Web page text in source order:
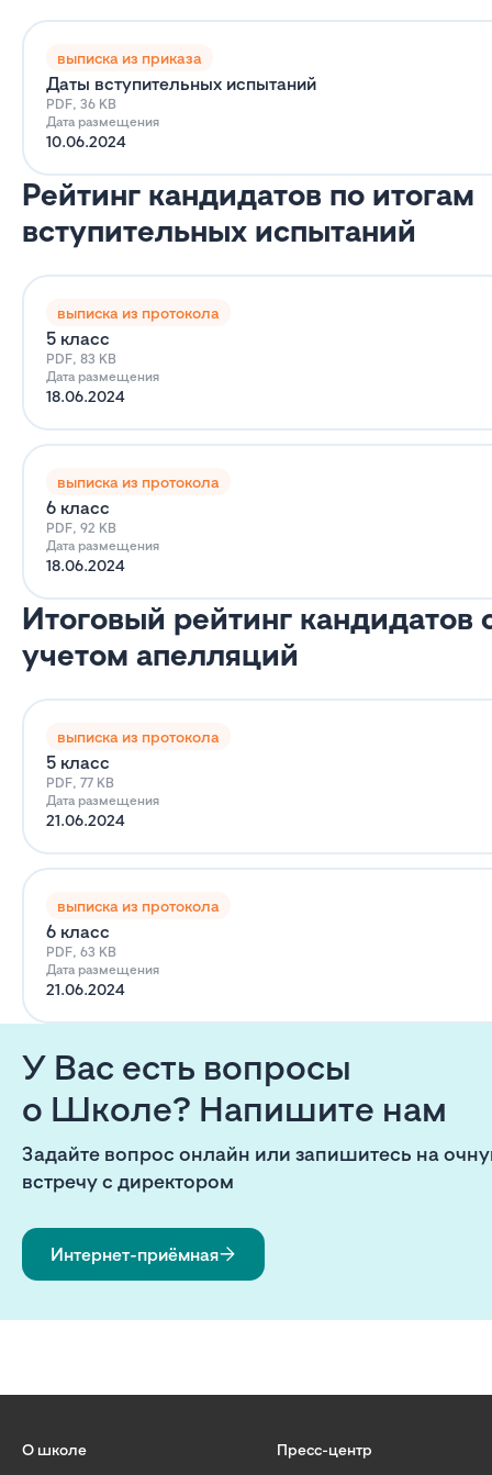
выписка из приказа
Даты вступительных испытаний
PDF, 36 KB
Дата размещения
10.06.2024
Рейтинг кандидатов по итогам
вступительных испытаний
выписка из протокола
5 класс
PDF, 83 KB
Дата размещения
18.06.2024
выписка из протокола
6 класс
PDF, 92 KB
Дата размещения
18.06.2024
Итоговый рейтинг кандидатов
учетом апелляций
выписка из протокола
5 класс
PDF, 77 KB
Дата размещения
21.06.2024
выписка из протокола
6 класс
PDF, 63 KB
Дата размещения
21.06.2024
У Вас есть вопросы
о Школе? Напишите нам
Задайте вопрос онлайн или запишитесь на
встречу с директором
Интернет-приёмная
О школе
Пресс-центр